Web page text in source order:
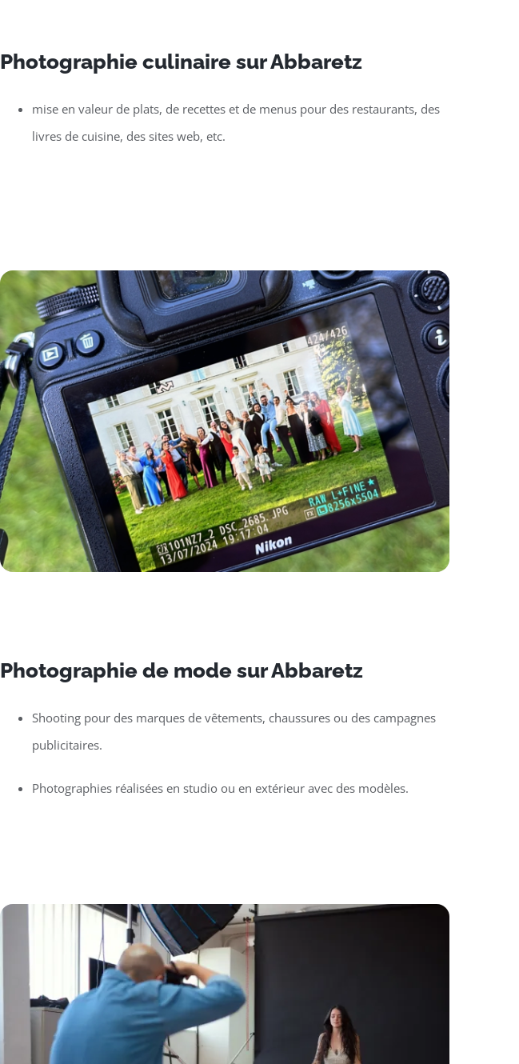
Photographie culinaire sur Abbaretz
mise en valeur de plats, de recettes et de menus pour des restaurants, des
livres de cuisine, des sites web, etc.
Photographie de mode sur Abbaretz
Shooting pour des marques de vêtements, chaussures ou des campagnes
publicitaires.
Photographies réalisées en studio ou en extérieur avec des modèles.